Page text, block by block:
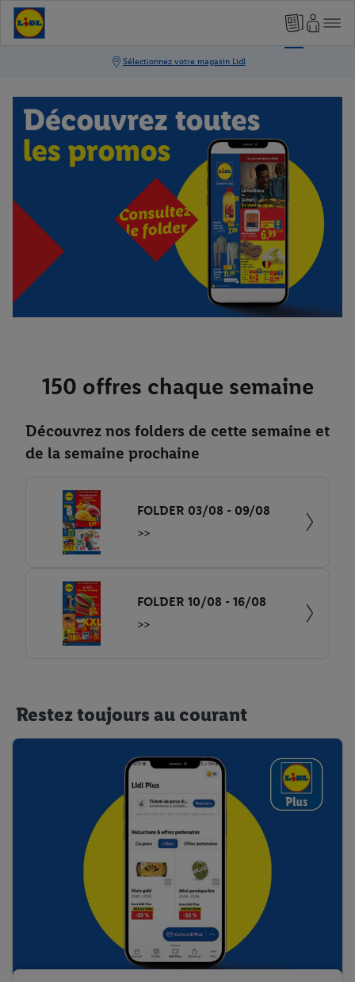
150 offres chaque semaine
Découvrez nos folders de cette semaine et
de la semaine prochaine
FOLDER 03/08 - 09/08
>>
FOLDER 10/08 - 16/08
>>
Restez toujours au courant